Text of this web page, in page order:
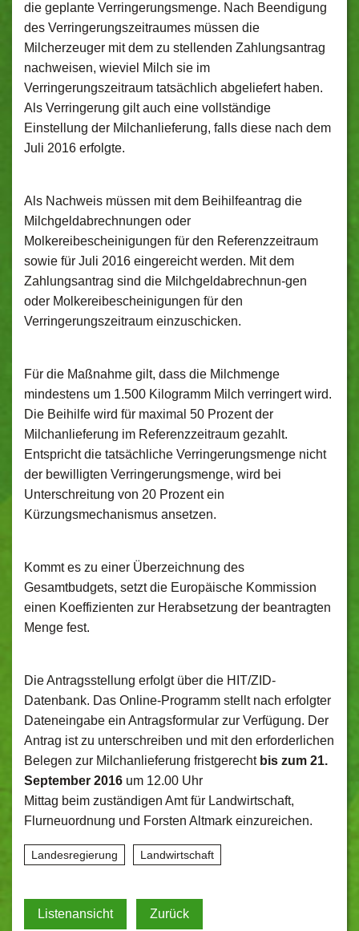
die geplante Verringerungsmenge. Nach Beendigung
des Verringerungszeitraumes müssen die
Milcherzeuger mit dem zu stellenden Zahlungsantrag
nachweisen, wieviel Milch sie im
Verringerungszeitraum tatsächlich abgeliefert haben.
Als Verringerung gilt auch eine vollständige
Einstellung der Milchanlieferung, falls diese nach dem
Juli 2016 erfolgte.
Als Nachweis müssen mit dem Beihilfeantrag die
Milchgeldabrechnungen oder
Molkereibescheinigungen für den Referenzzeitraum
sowie für Juli 2016 eingereicht werden. Mit dem
Zahlungsantrag sind die Milchgeldabrechnun-gen
oder Molkereibescheinigungen für den
Verringerungszeitraum einzuschicken.
Für die Maßnahme gilt, dass die Milchmenge
mindestens um 1.500 Kilogramm Milch verringert wird.
Die Beihilfe wird für maximal 50 Prozent der
Milchanlieferung im Referenzzeitraum gezahlt.
Entspricht die tatsächliche Verringerungsmenge nicht
der bewilligten Verringerungsmenge, wird bei
Unterschreitung von 20 Prozent ein
Kürzungsmechanismus ansetzen.
Kommt es zu einer Überzeichnung des
Gesamtbudgets, setzt die Europäische Kommission
einen Koeffizienten zur Herabsetzung der beantragten
Menge fest.
Die Antragsstellung erfolgt über die HIT/ZID-
Datenbank. Das Online-Programm stellt nach erfolgter
Dateneingabe ein Antragsformular zur Verfügung. Der
Antrag ist zu unterschreiben und mit den erforderlichen
Belegen zur Milchanlieferung fristgerecht bis zum 21.
September 2016 um 12.00 Uhr
Mittag beim zuständigen Amt für Landwirtschaft,
Flurneuordnung und Forsten Altmark einzureichen.
Landesregierung Landwirtschaft
Listenansicht Zurück